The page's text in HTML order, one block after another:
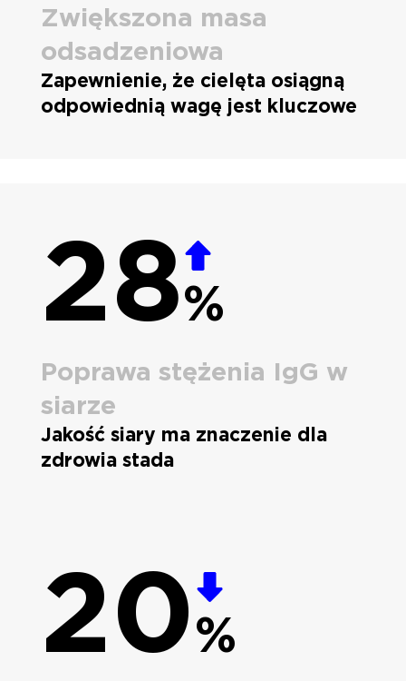
Zwiększona masa
odsadzeniowa
Zapewnienie, że cielęta osiągną
odpowiednią wagę jest kluczowe
28%
Poprawa stężenia IgG w
siarze
Jakość siary ma znaczenie dla
zdrowia stada
20%